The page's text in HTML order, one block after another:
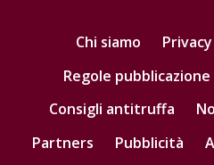
Chi siamo Privacy
Regole
Consigli antitruffa
Partners
Pubblicità